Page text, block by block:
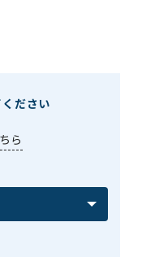
ださい
ら